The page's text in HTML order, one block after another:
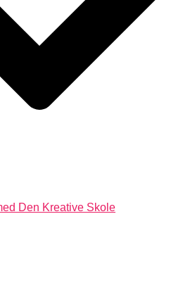
Den Kreative Skole